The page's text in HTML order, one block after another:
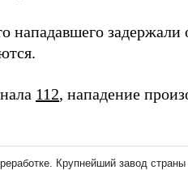
нападавшего задержали
112, нападение